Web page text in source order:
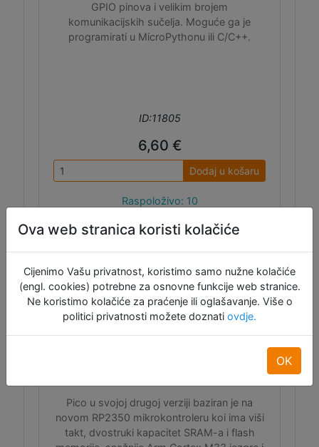
GPIO pinova i velikim brojem
komunikacijskih sučelja. Moguće ga je
programirati u MicroPythonu ili C/C++.
ID:11805
6,60 €
Dodaj u košaru
Raspoloživo: 10
Raspberry Pi Pico 2
Pico u svojoj drugoj verziji baziran je na
novom RP2350 mikrokontroleru koi ima viši
takt, dvostruki kapacitet SRAM-a i flash
Ova web stranica koristi kolačiće
Cijenimo Vašu privatnost, koristimo samo nužne kolačiće
(engl. cookies) potrebne za osnovne funkcije web stranice.
Ne koristimo kolačiće za praćenje ili oglašavanje. Više o
politici privatnosti možete doznati ovdje.
OK